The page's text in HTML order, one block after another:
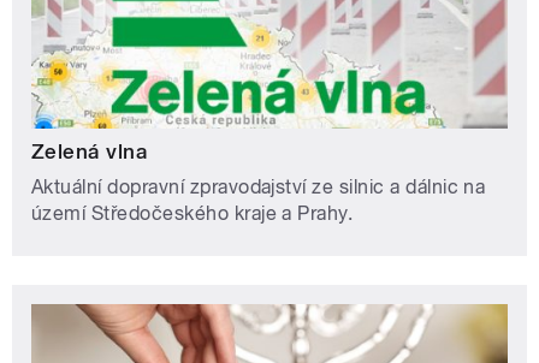
Zelená vlna
Aktuální dopravní zpravodajství ze silnic a dálnic na
území Středočeského kraje a Prahy.